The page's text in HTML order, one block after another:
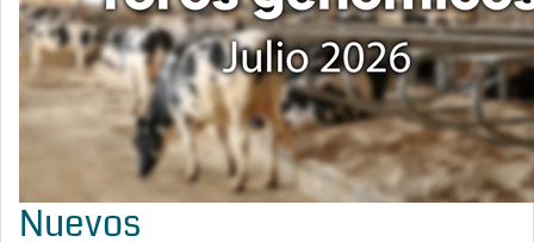
Nuevos